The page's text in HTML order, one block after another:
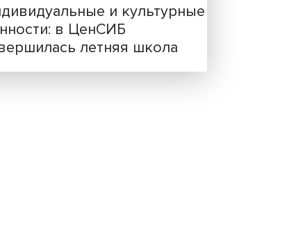
на
а
решения врачей